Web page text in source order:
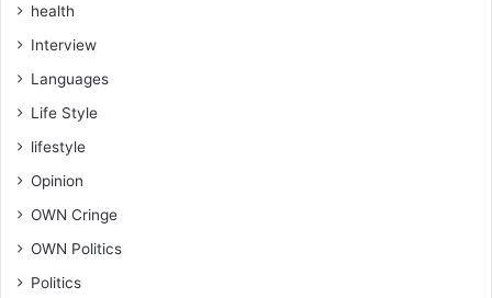
health
Interview
Languages
Life Style
lifestyle
Opinion
OWN Cringe
OWN Politics
Politics